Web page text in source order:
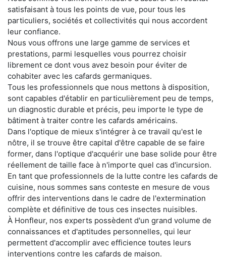
satisfaisant à tous les points de vue, pour tous les
particuliers, sociétés et collectivités qui nous accordent
leur confiance.
Nous vous offrons une large gamme de services et
prestations, parmi lesquelles vous pourrez choisir
librement ce dont vous avez besoin pour éviter de
cohabiter avec les cafards germaniques.
Tous les professionnels que nous mettons à disposition,
sont capables d'établir en particulièrement peu de temps,
un diagnostic durable et précis, peu importe le type de
bâtiment à traiter contre les cafards américains.
Dans l'optique de mieux s'intégrer à ce travail qu'est le
nôtre, il se trouve être capital d'être capable de se faire
former, dans l'optique d'acquérir une base solide pour être
réellement de taille face à n'importe quel cas d'incursion.
En tant que professionnels de la lutte contre les cafards de
cuisine, nous sommes sans conteste en mesure de vous
offrir des interventions dans le cadre de l'extermination
complète et définitive de tous ces insectes nuisibles.
À Honfleur, nos experts possèdent d'un grand volume de
connaissances et d'aptitudes personnelles, qui leur
permettent d'accomplir avec efficience toutes leurs
interventions contre les cafards de maison.